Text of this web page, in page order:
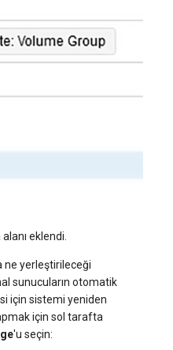
eklendi.
ne yerleştirileceği
sunucuların otomatik
için sistemi yeniden
için sol tarafta
'u seçin: